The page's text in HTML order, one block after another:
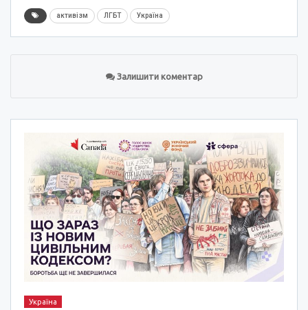
активізм ЛГБТ Україна
Залишити коментар
Україна